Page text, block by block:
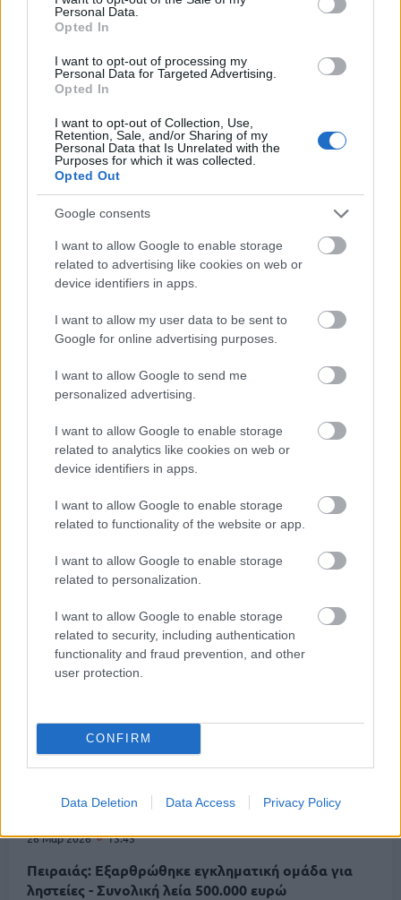
Personal Data.
Opted In
I want to opt-out of processing my
Personal Data for Targeted Advertising.
Opted In
I want to opt-out of Collection, Use,
Retention, Sale, and/or Sharing of my
Personal Data that Is Unrelated with the
Purposes for which it was collected.
Opted Out
Google consents
I want to allow Google to enable storage
related to advertising like cookies on web or
device identifiers in apps.
I want to allow my user data to be sent to
Google for online advertising purposes.
I want to allow Google to send me
personalized advertising.
I want to allow Google to enable storage
related to analytics like cookies on web or
device identifiers in apps.
I want to allow Google to enable storage
related to functionality of the website or app.
I want to allow Google to enable storage
related to personalization.
I want to allow Google to enable storage
related to security, including authentication
functionality and fraud prevention, and other
user protection.
CONFIRM
Data Deletion Data Access Privacy Policy
παράνομο παρκάρισμα
Κοινωνία
Πειραιάς: Σε κρίσιμη κατάσταση ο 17χρονος μετά
που παρασύρθηκε από λεωφορείο
Κοινωνία
05 Απρ 2026 10:35
Πειραιάς: Σε κρίσιμη κατάσταση ο 17χρονος που
01 Απρ 2026 18:47
Πειραιάς: Πτώση σοβάδων σε αίθουσα Δημοτικού
σχολείου - Τραυματίστηκε μαθητής
Παιδεία
27 Μαρ 2026 19:46
Η Επιστήμη Ζωντανεύει: Το Πείραμα του
Ερατοσθένη Στα Σχολεία
Εργασία
26 Μαρ 2026 14:47
Εμπορικό Σύλλογο Πειραιά για το κόστος στις
επιχειρήσεις
Κοινωνία
26 Μαρ 2026 13:43
Πειραιάς: Εξαρθρώθηκε εγκληματική ομάδα για
ληστείες - Συνολική λεία 500.000 ευρώ